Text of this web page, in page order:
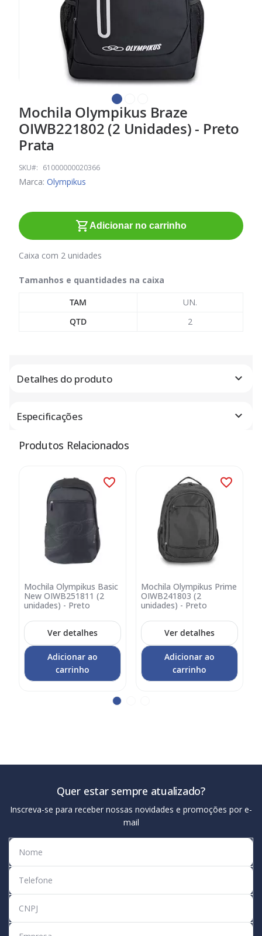
Saltar
para
o
início
Galeria
de
Mochila Olympikus Braze
OIWB221802 (2 Unidades) - Preto
Prata
SKU 61000000020366
Marca: Olympikus
Adicionar no carrinho
Caixa com 2 unidades
Tamanhos e quantidades na caixa
TAM
UN.
QTD
2
Detalhes do produto
Especificações
Produtos Relacionados
Mochila Olympikus Basic
New OIWB251811 (2
unidades) - Preto
Adicionar
no
carrinho
Ver detalhes
Adicionar ao
carrinho
Mochila Olympikus Prime
OIWB241803 (2
unidades) - Preto
Adicionar
no
carrinho
Ver detalhes
Adicionar ao
carrinho
Quer estar sempre atualizado?
Inscreva-se para receber nossas novidades e promoções por e-
mail